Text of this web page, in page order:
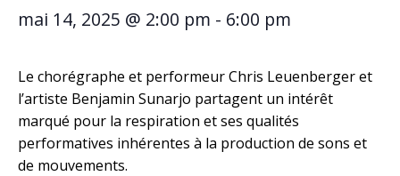
mai 14, 2025 @ 2:00 pm - 6:00 pm
Le chorégraphe et performeur Chris Leuenberger et
l’artiste Benjamin Sunarjo partagent un intérêt
marqué pour la respiration et ses qualités
performatives inhérentes à la production de sons et
de mouvements.